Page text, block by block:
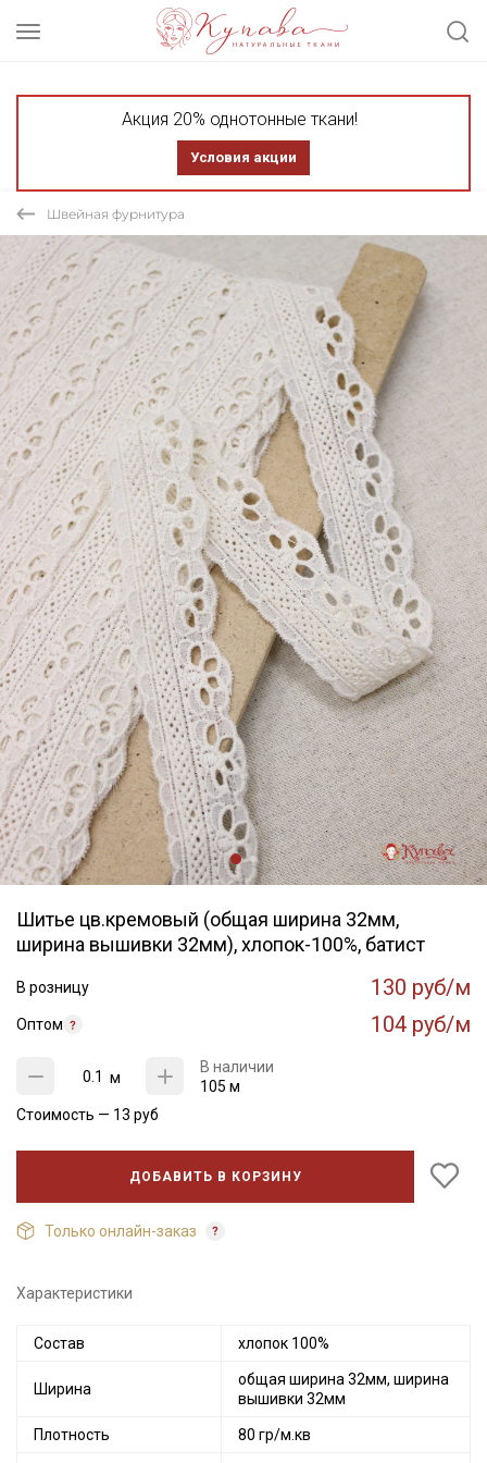
Акция 20% однотонные ткани!
Условия акции
Швейная фурнитура
Шитье цв.кремовый (общая ширина 32мм,
ширина вышивки 32мм), хлопок-100%, батист
В розницу 130 руб/м
Оптом 104 руб/м
м
В наличии
105 м
Стоимость — 13 руб
ДОБАВИТЬ В КОРЗИНУ
Только онлайн-заказ
Характеристики
Состав хлопок 100%
Ширина
общая ширина 32мм, ширина
вышивки 32мм
Плотность 80 гр/м.кв